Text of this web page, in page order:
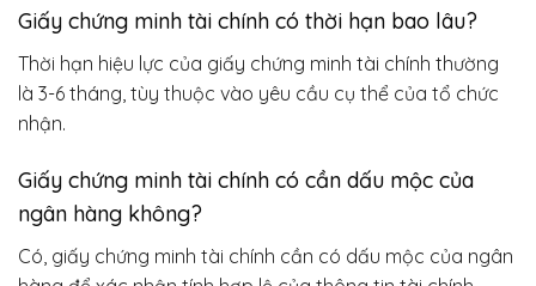
Giấy chứng minh tài chính có thời hạn bao lâu?
Thời hạn hiệu lực của giấy chứng minh tài chính thường
là 3-6 tháng, tùy thuộc vào yêu cầu cụ thể của tổ chức
nhận.
Giấy chứng minh tài chính có cần dấu mộc của
ngân hàng không?
Có, giấy chứng minh tài chính cần có dấu mộc của ngân